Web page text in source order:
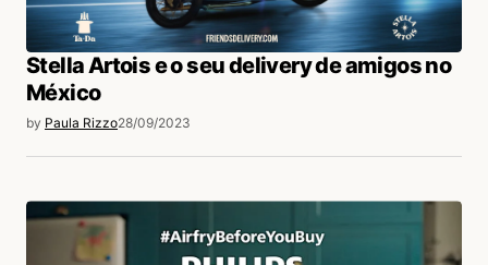
Stella Artois e o seu delivery de amigos no
México
by Paula Rizzo28/09/2023